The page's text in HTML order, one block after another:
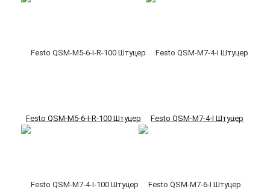
Festo QSM-M5-6-I-R-100 Штуцер Festo QSM-M7-4-I Штуцер